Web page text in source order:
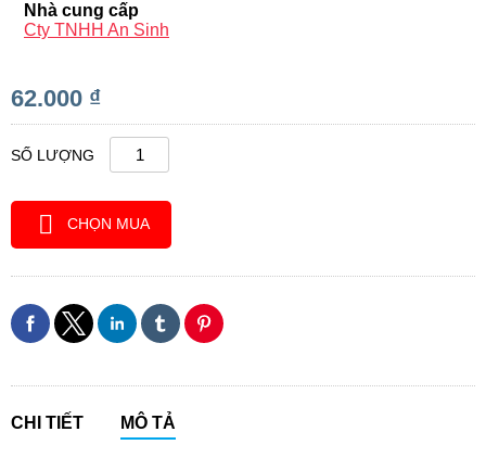
Nhà cung cấp
Cty TNHH An Sinh
62.000 ₫
SỐ LƯỢNG
CHỌN MUA
CHI TIẾT MÔ TẢ